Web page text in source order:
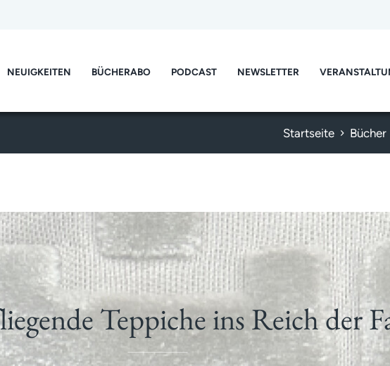
NEUIGKEITEN BÜCHERABO PODCAST NEWSLETTER
Startseite Bücher
Teppiche ins Reich der